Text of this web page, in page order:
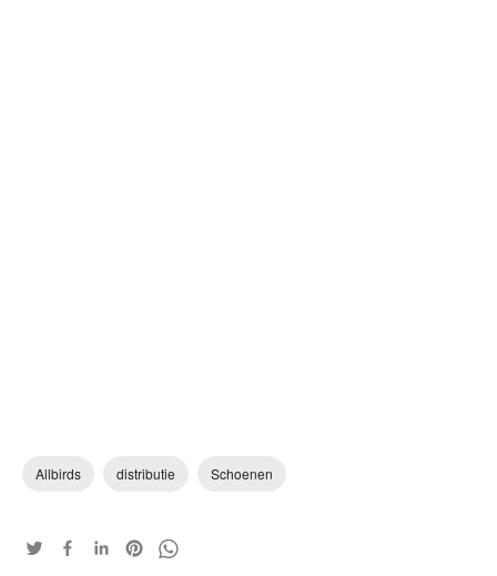
Allbirds distributie Schoenen